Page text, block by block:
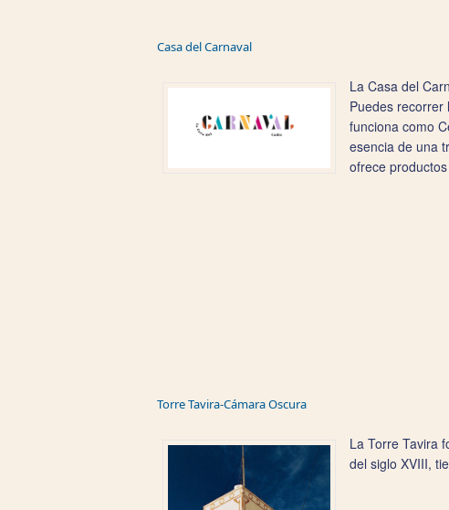
Casa del Carnaval
La Casa del
Puedes recorrer
funciona como
esencia de una
ofrece
Torre Tavira-Cámara Oscura
La Torre Tavira
del siglo XVIII,